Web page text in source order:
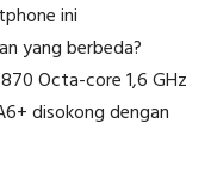
ini
yang berbeda?
Octa-core 1,6 GHz
disokong dengan